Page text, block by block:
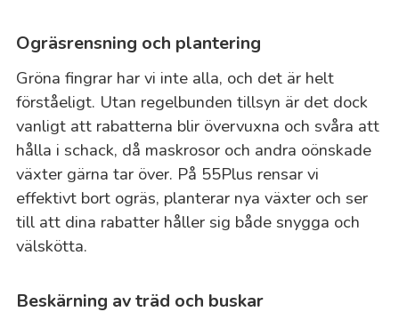
Ogräsrensning och plantering
Gröna fingrar har vi inte alla, och det är helt
förståeligt. Utan regelbunden tillsyn är det dock
vanligt att rabatterna blir övervuxna och svåra att
hålla i schack, då maskrosor och andra oönskade
växter gärna tar över. På 55Plus rensar vi
effektivt bort ogräs, planterar nya växter och ser
till att dina rabatter håller sig både snygga och
välskötta.
Beskärning av träd och buskar